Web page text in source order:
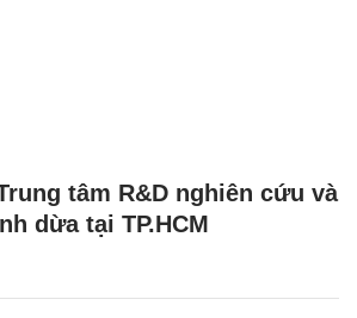
tâm R&D nghiên cứu và
dừa tại TP.HCM